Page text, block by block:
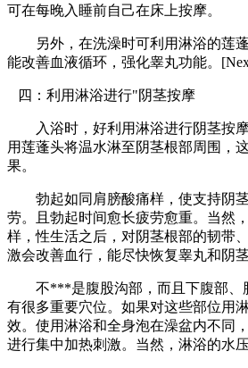
可在每晚入睡前自己在床上按摩。
另外，在洗澡时可利用淋浴的莲蓬
能改善血液循环，强化睾丸功能。
四：利用淋浴进行"阴茎按摩
入浴时，好利用淋浴进行阴茎按
用莲蓬头将温水淋至阴茎根部周围，
果。
勃起如同肩膀酸痛样，使支持阴茎
劳。且勃起时间愈长疲劳愈重。当然
样，性生活之后，对阴茎根部的韧带
激会改善血行，能尽快恢复睾丸和阴茎
不***是腹股沟部，而且下腹部、
有很多重要穴位。如果对这些部位用
效。使用淋浴和全身泡在澡盆内不同
进行集中加热刺激。当然，淋浴的水压